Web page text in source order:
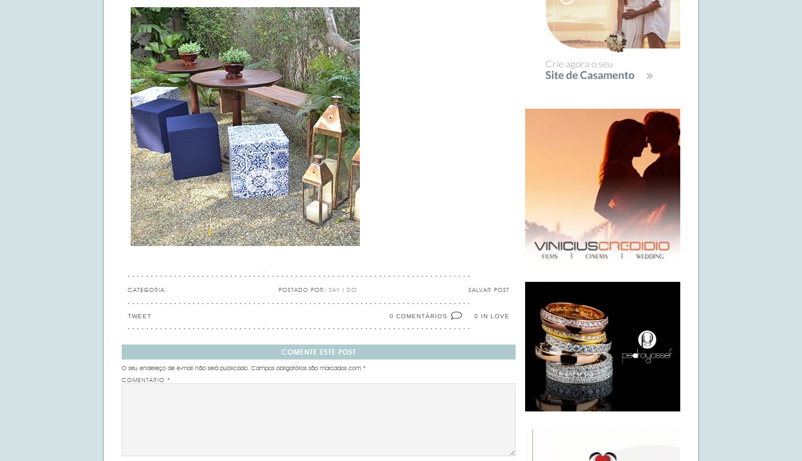
CATEGORIA: SALVAR POST
POSTADO POR: SAY I DO
0 IN LOVE
0 COMENTÁRIOS
TWEET
COMENTE ESTE POST
O seu endereço de e-mail não será publicado. Campos obrigatórios são marcados com *
COMENTÁRIO *